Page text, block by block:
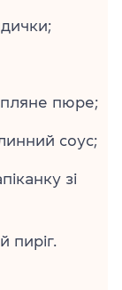
пюре;
соус;
зі
пиріг.